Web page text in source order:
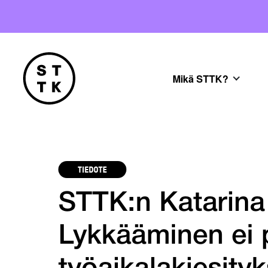
Mikä STTK?
TIEDOTE
STTK:n
Lykkääminen ei